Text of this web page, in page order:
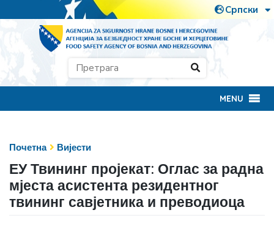
MENU
Почетна Вијести
ЕУ Твининг пројекат: Оглас за радна
мјеста асистента резидентног
твининг савјетника и преводиоца